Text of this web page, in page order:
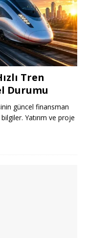
Tren
Durumu
güncel finansman
Yatırım ve proje